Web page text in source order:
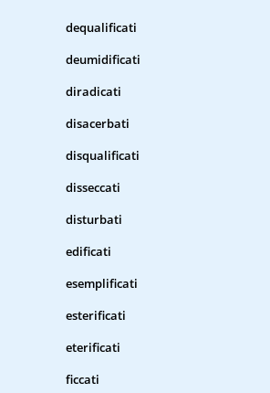
dequalificati
deumidificati
diradicati
disacerbati
disqualificati
disseccati
disturbati
edificati
esemplificati
esterificati
eterificati
ficcati